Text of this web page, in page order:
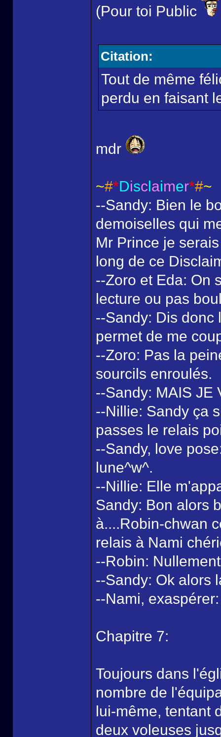
(Pour toi Public
Citation:
Tout de même
perdu en faisant
mdr
~#*Disclaimer*#~
--Sandy: Bien le
demoiselles qui
Mr Prince je
long de ce
--Zoro et Eda: On
lecture ou pas
--Sandy: Dis donc
permet de me
--Zoro: Pas la
sourcils enroulés.
--Sandy: MAIS JE
--Nillie: Sandy ça
passes le relais
--Sandy, love
lune^w^.
--Nillie: Elle
Sandy: Bon alors
à....Robin-chwan
relais à Nami
--Robin:
--Sandy: Ok alors
--Nami,
Chapitre 7:
Toujours dans
nombre de
lui-même, tentant
deux voleuses